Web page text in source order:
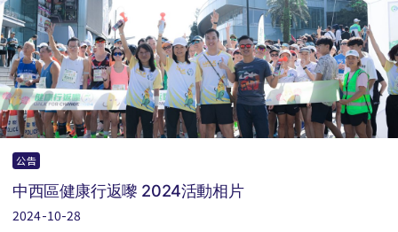
公告
中西區健康行返嚟 2024活動相片
2024-10-28